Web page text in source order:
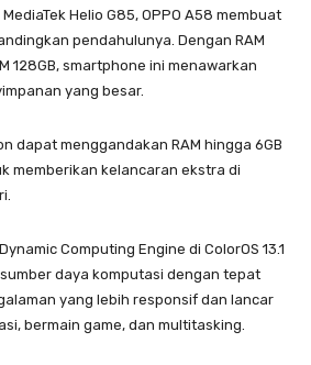
Helio G85, OPPO A58 membuat
pendahulunya. Dengan RAM
128GB, smartphone ini menawarkan
yang besar.
dapat menggandakan RAM hingga 6GB
memberikan kelancaran ekstra di
Computing Engine di ColorOS 13.1
daya komputasi dengan tepat
yang lebih responsif dan lancar
bermain game, dan multitasking.